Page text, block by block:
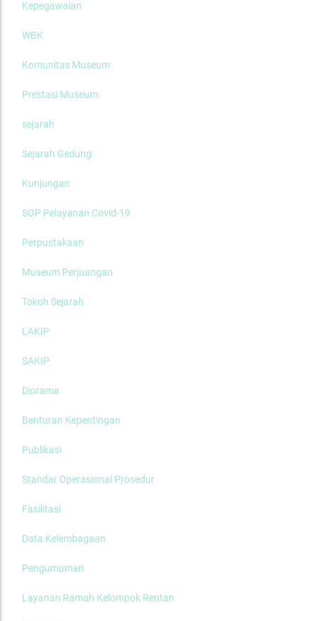
Kepegawaian
WBK
Komunitas Museum
Prestasi Museum
sejarah
Sejarah Gedung
Kunjungan
SOP Pelayanan Covid-19
Perpustakaan
Museum Perjuangan
Tokoh Sejarah
LAKIP
SAKIP
Diorama
Benturan Kepentingan
Publikasi
Standar Operasional Prosedur
Fasilitasi
Data Kelembagaan
Pengumuman
Layanan Ramah Kelompok Rentan